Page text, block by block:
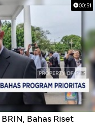
00:51
Bahas Riset